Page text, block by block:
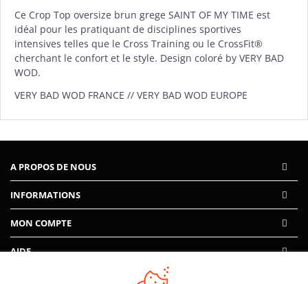
Ce Crop Top oversize brun grege SAINT OF MY TIME est
idéal pour les pratiquant de disciplines sportives
intensives telles que le Cross Training ou le CrossFit®
cherchant le confort et le style. Design coloré by VERY BAD
WOD.
VERY BAD WOD FRANCE // VERY BAD WOD EUROPE
A PROPOS DE NOUS
INFORMATIONS
MON COMPTE
AIDE